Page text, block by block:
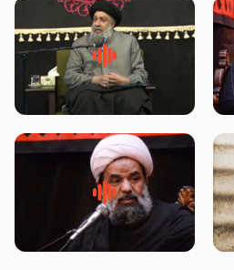
لقب حضرت رقیه سلام الله علیها به
چه معناست – حجت الاسلام علوی
سلام جوانی که امام حسین علیه
السلام خودش جوابش را دادند